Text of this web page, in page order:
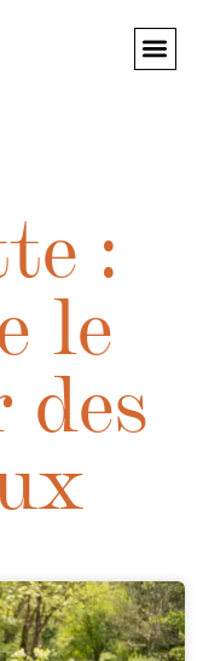
:
le
des